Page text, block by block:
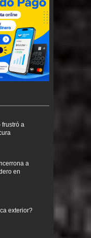
a
a
en
exterior?